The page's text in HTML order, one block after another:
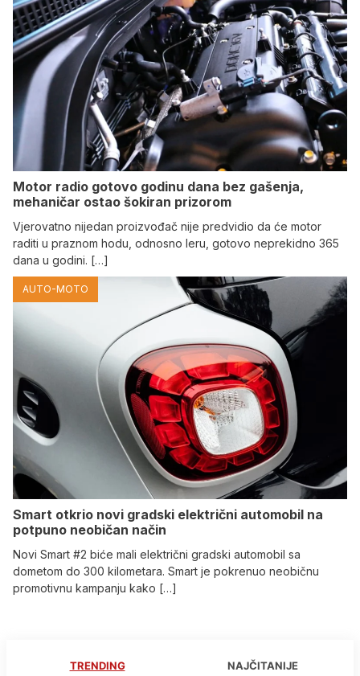
Motor radio gotovo godinu dana bez gašenja,
mehaničar ostao šokiran prizorom
Vjerovatno nijedan proizvođač nije predvidio da će motor
raditi u praznom hodu, odnosno leru, gotovo neprekidno 365
dana u godini. […]
AUTO-MOTO
Smart otkrio novi gradski električni automobil na
potpuno neobičan način
Novi Smart #2 biće mali električni gradski automobil sa
dometom do 300 kilometara. Smart je pokrenuo neobičnu
promotivnu kampanju kako […]
TRENDING NAJČITANIJE